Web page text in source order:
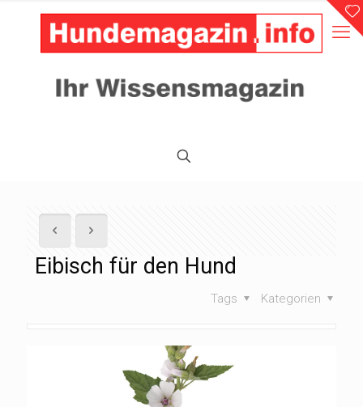
Eibisch für den Hund
Kategorien
Tags